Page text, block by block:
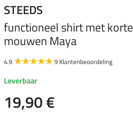
STEEDS
functioneel shirt met korte
mouwen Maya
4.9 9 Klantenbeoordeling
Leverbaar
19,90 €